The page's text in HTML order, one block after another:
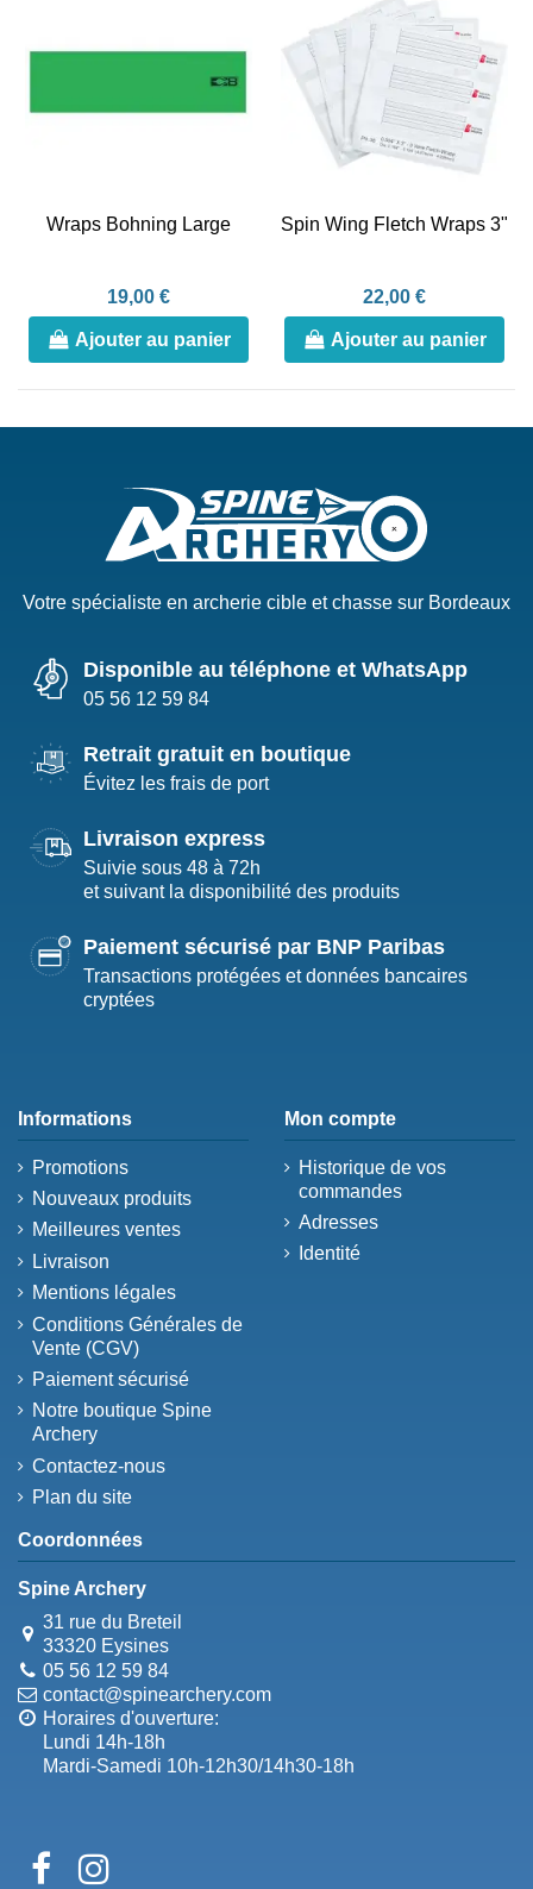
Wraps Bohning Large
19,00 €
Ajouter au panier
Spin Wing Fletch Wraps 3"
22,00 €
Ajouter au panier
Votre spécialiste en archerie cible et chasse sur Bordeaux
Disponible au téléphone et WhatsApp
05 56 12 59 84
Retrait gratuit en boutique
Évitez les frais de port
Livraison express
Suivie sous 48 à 72h
et suivant la disponibilité des produits
Paiement sécurisé par BNP Paribas
Transactions protégées et données bancaires
cryptées
Informations
Promotions
Nouveaux produits
Meilleures ventes
Livraison
Mentions légales
Conditions Générales de
Vente (CGV)
Paiement sécurisé
Notre boutique Spine
Archery
Contactez-nous
Plan du site
Mon compte
Historique de vos
commandes
Adresses
Identité
Coordonnées
Spine Archery
31 rue du Breteil
33320 Eysines
05 56 12 59 84
contact@spinearchery.com
Horaires d'ouverture:
Lundi 14h-18h
Mardi-Samedi 10h-12h30/14h30-18h